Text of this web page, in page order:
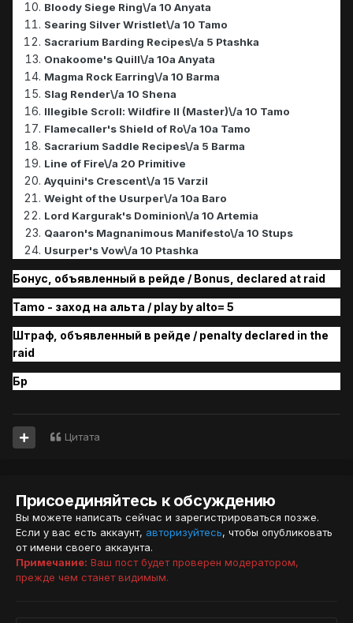
Bloody Siege Ring\/a 10 Anyata
Searing Silver Wristlet\/a 10 Tamo
Sacrarium Barding Recipes\/a 5 Ptashka
Onakoome's Quill\/a 10a Anyata
Magma Rock Earring\/a 10 Barma
Slag Render\/a 10 Shena
Illegible Scroll: Wildfire II (Master)\/a 10 Tamo
Flamecaller's Shield of Ro\/a 10a Tamo
Sacrarium Saddle Recipes\/a 5 Barma
Line of Fire\/a 20 Primitive
Ayquini's Crescent\/a 15 Varzil
Weight of the Usurper\/a 10a Baro
Lord Kargurak's Dominion\/a 10 Artemia
Qaaron's Magnanimous Manifesto\/a 10 Stups
Usurper's Vow\/a 10 Ptashka
Бонус, объявленный в рейде / Bonus, declared at raid
Tamo - заход на альта / play by alto= 5
Штраф, объявленный в рейде / penalty declared in the
raid
Бр
Цитата
Присоединяйтесь к обсуждению
Вы можете написать сейчас и зарегистрироваться позже.
Если у вас есть аккаунт, авторизуйтесь, чтобы опубликовать
от имени своего аккаунта.
Примечание: Ваш пост будет проверен модератором,
прежде чем станет видимым.